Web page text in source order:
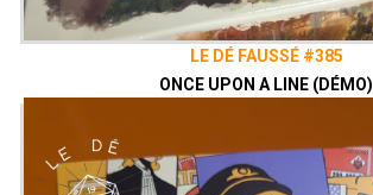
LE DÉ FAUSSÉ #385
ONCE UPON A LINE (DÉMO)